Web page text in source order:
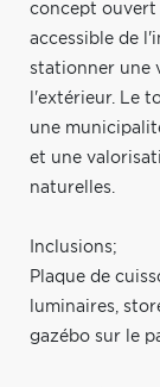
concept ouvert
accessible de
stationner une
l'extérieur. Le
une
et une
naturelles.
Inclusions;
Plaque de
luminaires,
gazébo sur le